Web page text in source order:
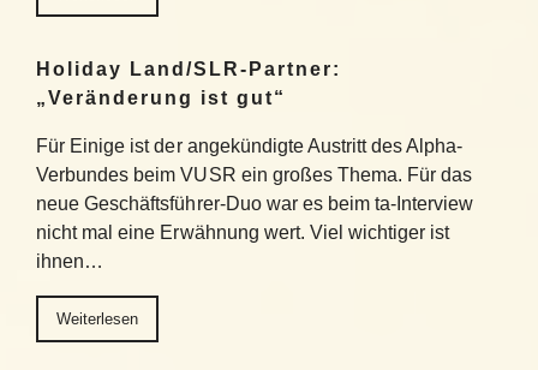
Holiday Land/SLR-Partner:
„Veränderung ist gut“
Für Einige ist der angekündigte Austritt des Alpha-
Verbundes beim VUSR ein großes Thema. Für das
neue Geschäftsführer-Duo war es beim ta-Interview
nicht mal eine Erwähnung wert. Viel wichtiger ist
ihnen…
Weiterlesen